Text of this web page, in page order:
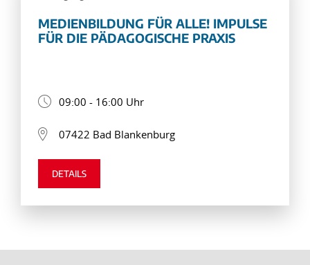
MEDIENBILDUNG FÜR ALLE! IMPULSE
FÜR DIE PÄDAGOGISCHE PRAXIS
09:00 - 16:00 Uhr
07422 Bad Blankenburg
DETAILS